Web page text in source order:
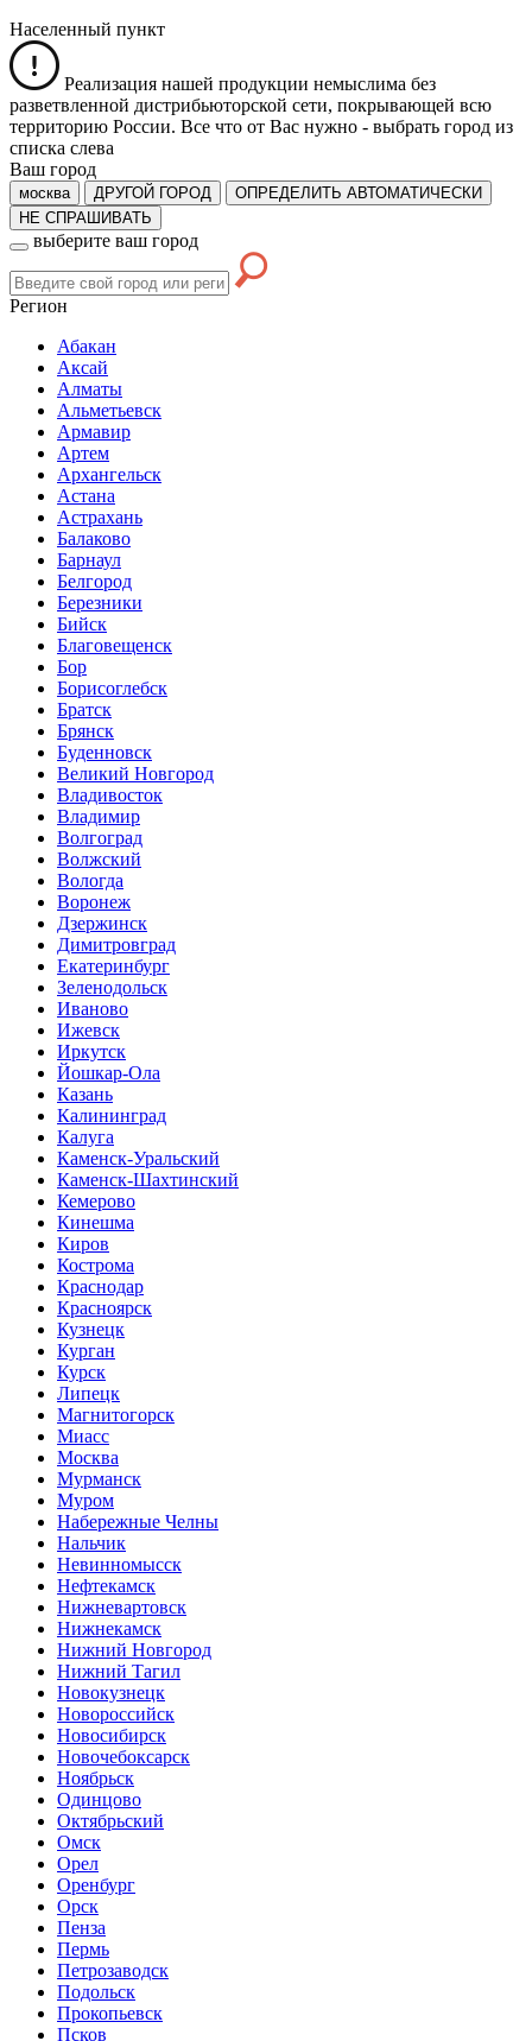
Населенный пункт
Реализация нашей продукции немыслима без
разветвленной дистрибьюторской сети, покрывающей всю
территорию России. Все что от Вас нужно - выбрать город из
списка слева
Ваш город
москва ДРУГОЙ ГОРОД
ОПРЕДЕЛИТЬ АВТОМАТИЧЕСКИ
НЕ СПРАШИВАТЬ
выберите ваш город
Регион
Абакан
Аксай
Алматы
Альметьевск
Армавир
Артем
Архангельск
Астана
Астрахань
Балаково
Барнаул
Белгород
Березники
Бийск
Благовещенск
Бор
Борисоглебск
Братск
Брянск
Буденновск
Великий Новгород
Владивосток
Владимир
Волгоград
Волжский
Вологда
Воронеж
Дзержинск
Димитровград
Екатеринбург
Зеленодольск
Иваново
Ижевск
Иркутск
Йошкар-Ола
Казань
Калининград
Калуга
Каменск-Уральский
Каменск-Шахтинский
Кемерово
Кинешма
Киров
Кострома
Краснодар
Красноярск
Кузнецк
Курган
Курск
Липецк
Магнитогорск
Миасс
Москва
Мурманск
Муром
Набережные Челны
Нальчик
Невинномысск
Нефтекамск
Нижневартовск
Нижнекамск
Нижний Новгород
Нижний Тагил
Новокузнецк
Новороссийск
Новосибирск
Новочебоксарск
Ноябрьск
Одинцово
Октябрьский
Омск
Орел
Оренбург
Орск
Пенза
Пермь
Петрозаводск
Подольск
Прокопьевск
Псков